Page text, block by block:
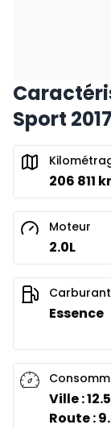
Sport 2017
206 811
Moteur
2.0L
Carburant
Essence
Ville : 12.5
Route :